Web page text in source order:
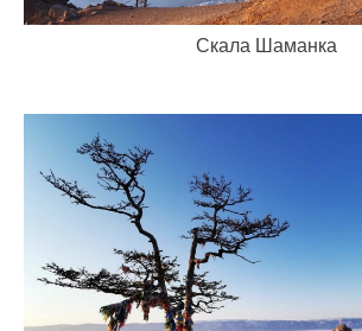
Скала Шаманка